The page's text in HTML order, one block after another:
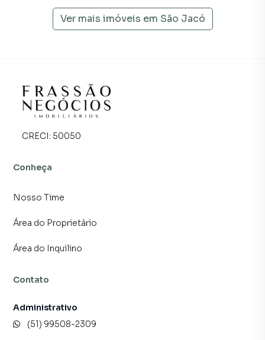
Ver mais imóveis em São Jacó
CRECI: 50050
Conheça
Nosso Time
Área do Proprietário
Área do Inquilino
Contato
Administrativo
(51) 99508-2309